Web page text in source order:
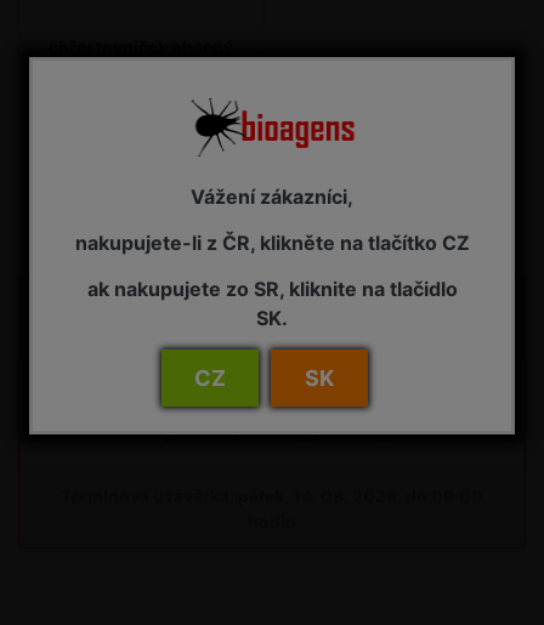
Uzávěrka pro
objednávky do skleníku
Do uzávěrky objednávek na bioagens do skleníků na
34. týden zbývá:
d
:19
h
50
m s
Vážení zákazníci,
nakupujete-li z ČR, klikněte na tlačítko CZ
ak nakupujete zo SR, kliknite na tlačidlo
SK.
CZ SK